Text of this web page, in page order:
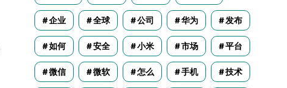
企业 全球 公司 华为 发布
如何 安全 小米 市场 平台
微信 微软 怎么 手机 技术